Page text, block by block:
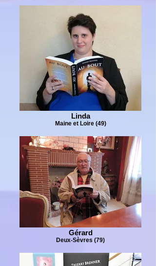
Linda
Maine et Loire (49)
Gérard
Deux-Sèvres (79)